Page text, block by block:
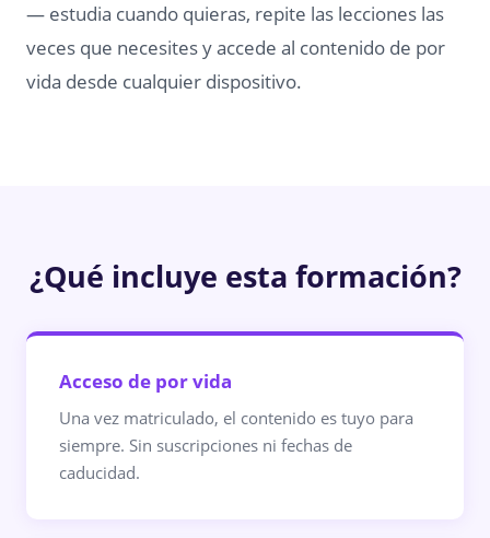
— estudia cuando quieras, repite las lecciones las
veces que necesites y accede al contenido de por
vida desde cualquier dispositivo.
¿Qué incluye esta formación?
Acceso de por vida
Una vez matriculado, el contenido es tuyo para
siempre. Sin suscripciones ni fechas de
caducidad.